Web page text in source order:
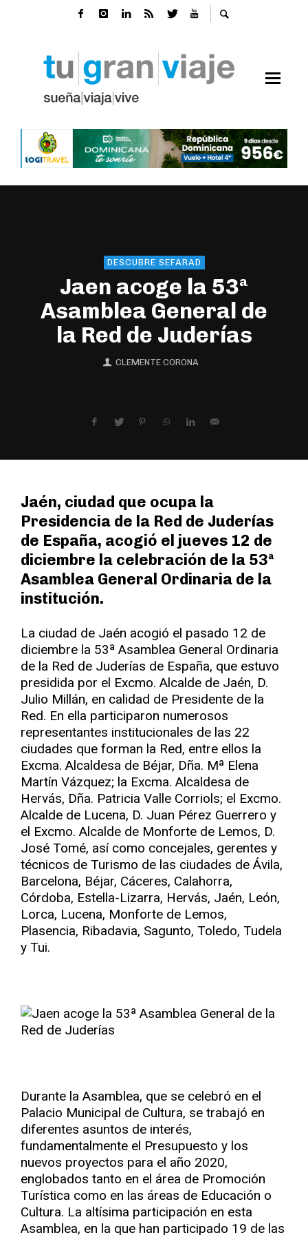
DESCUBRE SEFARAD
Jaen acoge la 53ª
Asamblea General de
la Red de Juderías
CLEMENTE CORONA
Jaén, ciudad que ocupa la
Presidencia de la Red de Juderías
de España, acogió el jueves 12 de
diciembre la celebración de la 53ª
Asamblea General Ordinaria de la
institución.
La ciudad de Jaén acogió el pasado 12 de
diciembre la 53ª Asamblea General Ordinaria
de la Red de Juderías de España, que estuvo
presidida por el Excmo. Alcalde de Jaén, D.
Julio Millán, en calidad de Presidente de la
Red. En ella participaron numerosos
representantes institucionales de las 22
ciudades que forman la Red, entre ellos la
Excma. Alcaldesa de Béjar, Dña. Mª Elena
Martín Vázquez; la Excma. Alcaldesa de
Hervás, Dña. Patricia Valle Corriols; el Excmo.
Alcalde de Lucena, D. Juan Pérez Guerrero y
el Excmo. Alcalde de Monforte de Lemos, D.
José Tomé, así como concejales, gerentes y
técnicos de Turismo de las ciudades de Ávila,
Barcelona, Béjar, Cáceres, Calahorra,
Córdoba, Estella-Lizarra, Hervás, Jaén, León,
Lorca, Lucena, Monforte de Lemos,
Plasencia, Ribadavia, Sagunto, Toledo, Tudela
y Tui.
Durante la Asamblea, que se celebró en el
Palacio Municipal de Cultura, se trabajó en
diferentes asuntos de interés,
fundamentalmente el Presupuesto y los
nuevos proyectos para el año 2020,
englobados tanto en el área de Promoción
Turística como en las áreas de Educación o
Cultura. La altísima participación en esta
Asamblea, en la que han participado 19 de las